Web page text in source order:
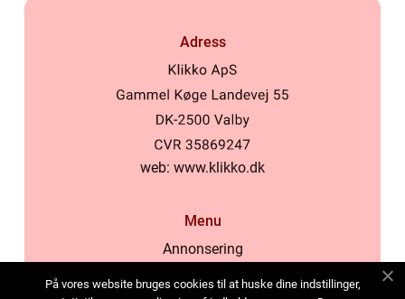
Adress
web: www.klikko.dk
Menu
Annonsering
På vores website bruges cookies til at huske dine indstillinger,